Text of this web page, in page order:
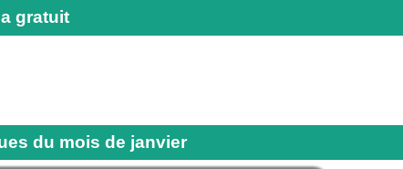
gratuit
du mois de janvier